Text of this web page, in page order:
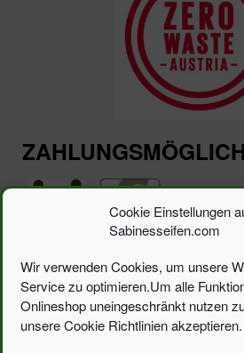
Cookie Einstellungen
Sabinesseifen.com
Wir verwenden Cookies, um unsere
Service zu optimieren.Um alle
Onlineshop uneingeschränkt nutzen
unsere Cookie Richtlinien akzeptieren.
Suchen
nach:
Suchen